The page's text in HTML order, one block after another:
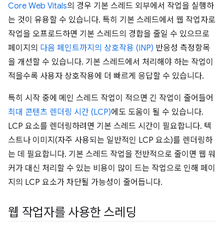
Core Web Vitals의 경우 기본 스레드 외부에서 작업을 실행하
는 것이 유용할 수 있습니다. 특히 기본 스레드에서 웹 작업자로
작업을 오프로드하면 기본 스레드의 경합을 줄일 수 있으므로
페이지의 다음 페인트까지의 상호작용 (INP) 반응성 측정항목
을 개선할 수 있습니다. 기본 스레드에서 처리해야 하는 작업이
적을수록 사용자 상호작용에 더 빠르게 응답할 수 있습니다.
특히 시작 중에 메인 스레드 작업이 적으면 긴 작업이 줄어들어
최대 콘텐츠 렌더링 시간 (LCP)에도 도움이 될 수 있습니다.
LCP 요소를 렌더링하려면 기본 스레드 시간이 필요합니다. 텍
스트나 이미지(자주 사용되는 일반적인 LCP 요소)를 렌더링하
는 데 필요합니다. 기본 스레드 작업을 전반적으로 줄이면 웹 워
커가 대신 처리할 수 있는 비용이 많이 드는 작업으로 인해 페이
지의 LCP 요소가 차단될 가능성이 줄어듭니다.
웹 작업자를 사용한 스레딩